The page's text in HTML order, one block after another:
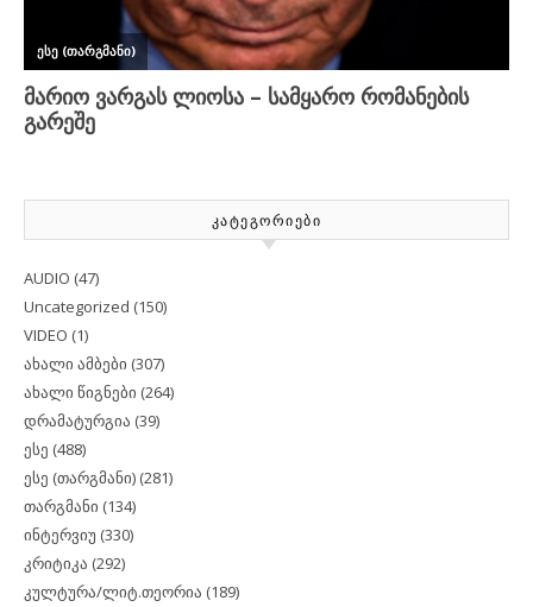
ᲙᲐᲢᲔᲒᲝᲠᲘᲔᲑᲘ
AUDIO (47)
Uncategorized (150)
VIDEO (1)
ახალი ამბები (307)
ახალი წიგნები (264)
დრამატურგია (39)
ესე (488)
ესე (თარგმანი) (281)
თარგმანი (134)
ინტერვიუ (330)
კრიტიკა (292)
კულტურა/ლიტ.თეორია (189)